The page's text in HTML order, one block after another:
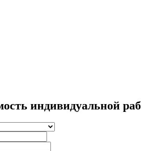
индивидуальной